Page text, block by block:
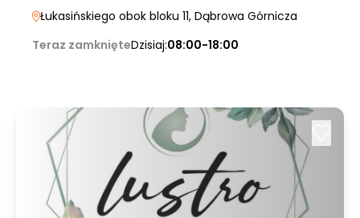
Łukasińskiego obok bloku 11, Dąbrowa Górnicza
Teraz zamknięteDzisiaj:08:00-18:00